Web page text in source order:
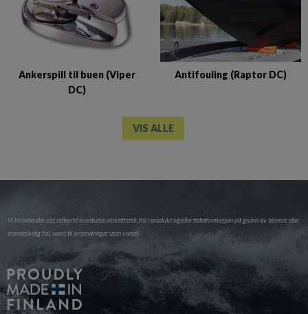
Ankerspill til buen (Viper
DC)
Antifouling (Raptor DC)
VIS ALLE
Vi forbeholder oss retten til eventuelle utskriftsfeil, feil i produkt og/eller feilinformasjon på grunn av teknisk eller
menneskelig feil, samt til prisendringer uten varsel.